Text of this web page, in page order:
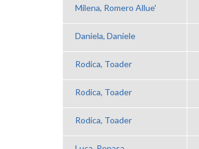
Milena, Romero Allue'
Daniela, Daniele
Rodica, Toader
Rodica, Toader
Rodica, Toader